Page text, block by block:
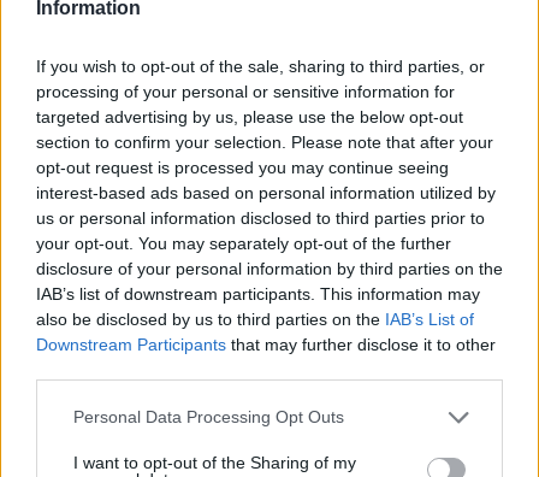
Information
If you wish to opt-out of the sale, sharing to third parties, or
processing of your personal or sensitive information for
targeted advertising by us, please use the below opt-out
section to confirm your selection. Please note that after your
opt-out request is processed you may continue seeing
interest-based ads based on personal information utilized by
us or personal information disclosed to third parties prior to
your opt-out. You may separately opt-out of the further
disclosure of your personal information by third parties on the
IAB’s list of downstream participants. This information may
also be disclosed by us to third parties on the IAB’s List of
Downstream Participants that may further disclose it to other
Please note that this website/app uses one or more Google
not limited to your visit or usage behaviour. You may click to
Personal Data Processing Opt Outs
I want to opt-out of the Sharing of my
Το «σκουλήκι του διαβόλου» που ζει 1,3 χιλιόμετρα
κάτω από τη Γη και αλλάζει όσα γνωρίζαμε για τη
ζωή: «Οι άνθρωποι δεν κυβερνάμε τον κόσμο»